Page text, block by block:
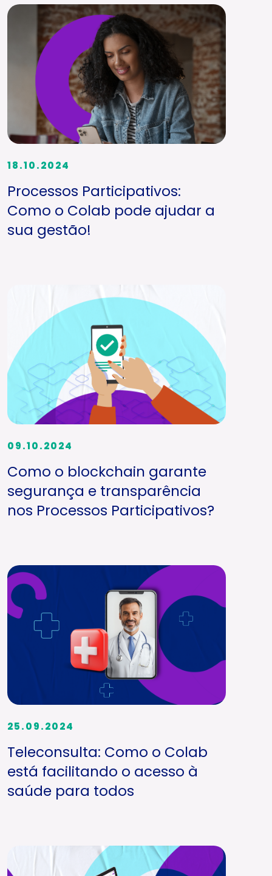
18.10.2024
Processos Participativos:
Como o Colab pode ajudar a
sua gestão!
09.10.2024
Como o blockchain garante
segurança e transparência
nos Processos Participativos?
25.09.2024
Teleconsulta: Como o Colab
está facilitando o acesso à
saúde para todos